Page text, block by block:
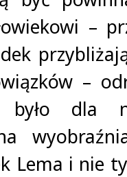
–
–
było dla
Lema i nie